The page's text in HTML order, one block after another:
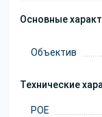
Основные
Объектив
Технические
POE